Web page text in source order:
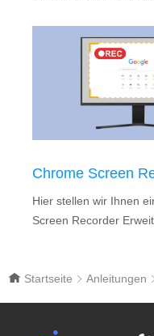
Chrome Screen
Hier stellen wir Ihnen
Screen Recorder
Startseite Anleitungen